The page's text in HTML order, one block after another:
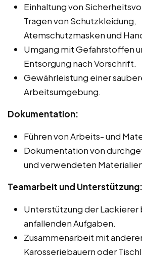
Einhaltung von
Tragen von Schutzkleidung,
Atemschutzmasken und
Umgang mit Gefahrstoffen
Entsorgung nach Vorschrift.
Gewährleistung einer
Arbeitsumgebung.
Dokumentation:
Führen von Arbeits- und
Dokumentation von
und verwendeten
Teamarbeit und Unterstützung:
Unterstützung der Lackierer
anfallenden Aufgaben.
Zusammenarbeit mit
Karosseriebauern oder